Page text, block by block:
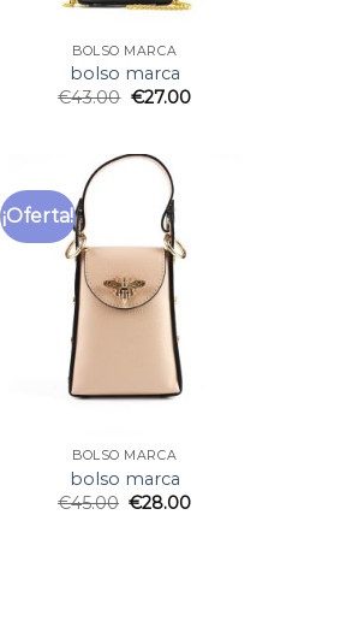
BOLSO MARCA
bolso marca
€43.00 €27.00
¡Oferta!
BOLSO MARCA
bolso marca
€45.00 €28.00